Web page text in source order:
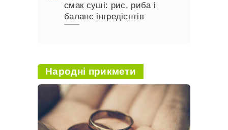
смак суші: рис, риба і
баланс інгредієнтів
Народні прикмети